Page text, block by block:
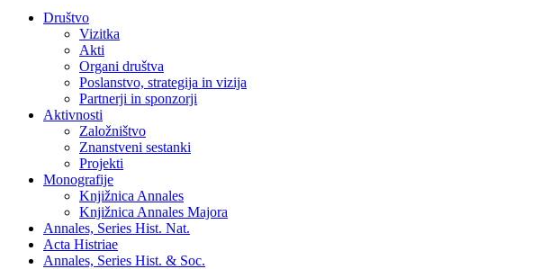
Društvo
Vizitka
Akti
Organi društva
Poslanstvo, strategija in vizija
Partnerji in sponzorji
Aktivnosti
Založništvo
Znanstveni sestanki
Projekti
Monografije
Knjižnica Annales
Knjižnica Annales Majora
Annales, Series Hist. Nat.
Acta Histriae
Annales, Series Hist. & Soc.